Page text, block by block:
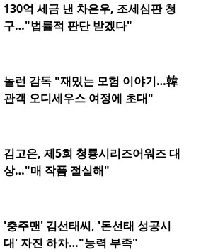
130억 세금 낸 차은우, 조세심판 청
구…"법률적 판단 받겠다"
놀런 감독 "재밌는 모험 이야기…韓
관객 오디세우스 여정에 초대"
김고은, 제5회 청룡시리즈어워즈 대
상…"매 작품 절실해"
'충주맨' 김선태씨, '돈선태 성공시
대' 자진 하차…"능력 부족"